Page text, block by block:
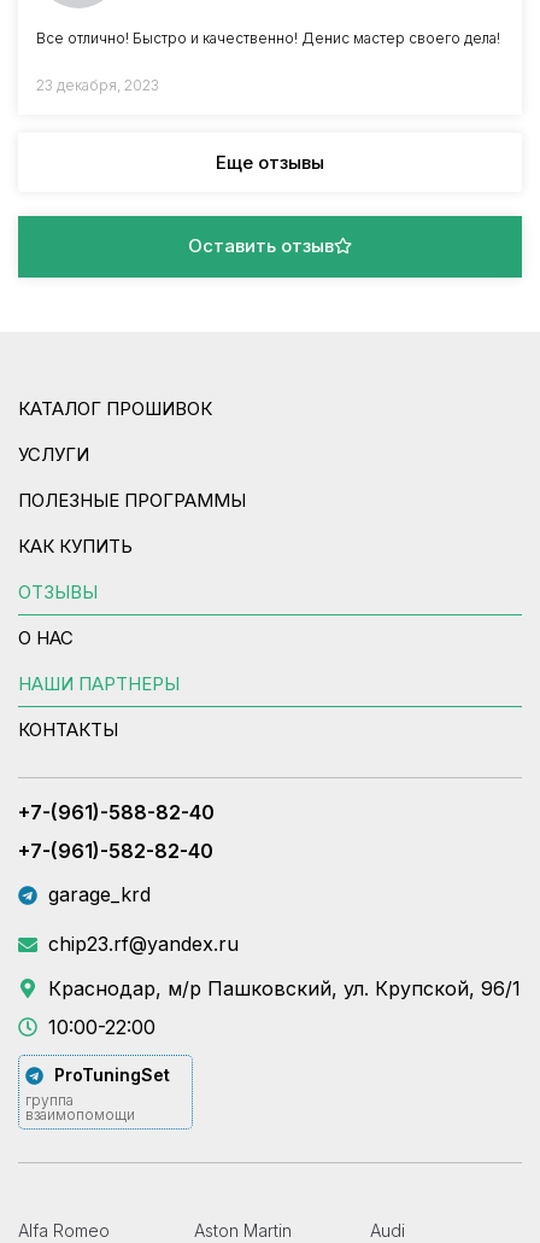
Все отлично! Быстро и качественно! Денис мастер своего дела!
23 декабря, 2023
Еще отзывы
Оставить отзыв
КАТАЛОГ ПРОШИВОК
УСЛУГИ
ПОЛЕЗНЫЕ ПРОГРАММЫ
КАК КУПИТЬ
ОТЗЫВЫ
О НАС
НАШИ ПАРТНЕРЫ
КОНТАКТЫ
+7-(961)-588-82-40
+7-(961)-582-82-40
garage_krd
chip23.rf@yandex.ru
Краснодар, м/р Пашковский, ул. Крупской, 96/1
10:00-22:00
ProTuningSet
группа
взаимопомощи
Alfa Romeo Aston Martin Audi